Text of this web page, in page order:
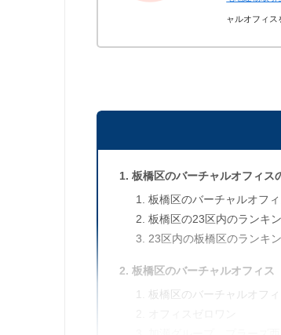
ャルオフィス
板橋区のバーチャルオフィス
板橋区のバーチャルオフ
板橋区の23区内のランキ
23区内の板橋区のランキ
板橋区のバーチャルオフィス
板橋区のバーチャルオフィ